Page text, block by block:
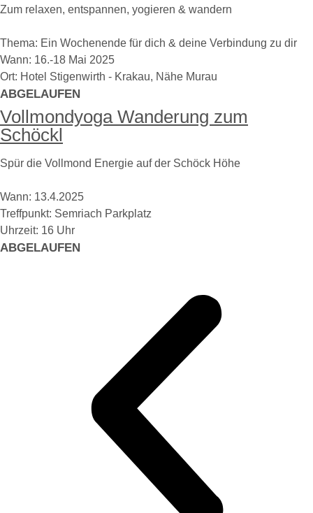
Zum relaxen, entspannen, yogieren & wandern
Thema: Ein Wochenende für dich & deine Verbindung zu dir
Wann: 16.-18 Mai 2025
Ort: Hotel Stigenwirth - Krakau, Nähe Murau
ABGELAUFEN
Vollmondyoga Wanderung zum
Schöckl
Spür die Vollmond Energie auf der Schöck Höhe
Wann: 13.4.2025
Treffpunkt: Semriach Parkplatz
Uhrzeit: 16 Uhr
ABGELAUFEN